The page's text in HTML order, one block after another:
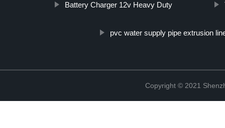
Battery Charger 12v Heavy Duty
pvc water supply pipe extrusion
Copyright © 2021